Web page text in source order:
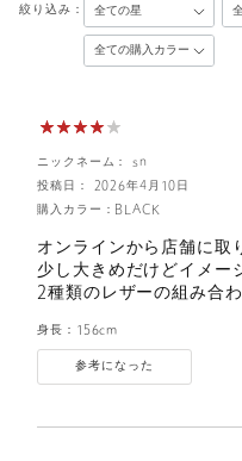
絞り込み：
ニックネーム： sn
投稿日： 2026年4月10日
購入カラー：BLACK
オンラインから店舗に取
少し大きめだけどイメー
2種類のレザーの組み合
身長： 156cm
参考になった